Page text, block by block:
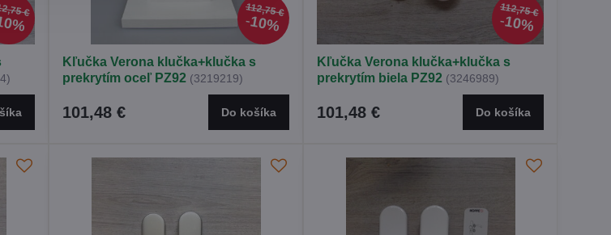
€ 112,75 €
10%
Kľučka Verona klučka+klučka s
prekrytím oceľ PZ92 (3219219)
101,48 € Do košíka
112,75 €
10%
Kľučka Verona klučka+klučka s
prekrytím biela PZ92 (3246989)
101,48 € Do košíka